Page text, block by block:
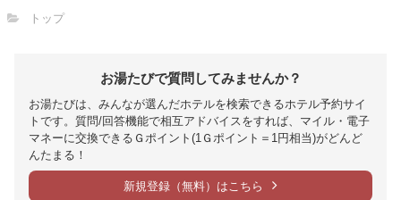
トップ
お湯たびで質問してみませんか？
お湯たびは、みんなが選んだホテルを検索できるホテル予約サイ
トです。質問/回答機能で相互アドバイスをすれば、マイル・電子
マネーに交換できるＧポイント(1Ｇポイント＝1円相当)がどんど
んたまる！
新規登録（無料）はこちら